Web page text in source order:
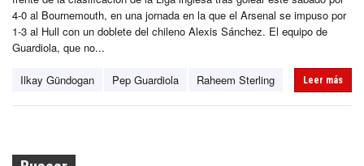
4-0 al Bournemouth, en una jornada en la que el Arsenal se impuso por
1-3 al Hull con un doblete del chileno Alexis Sánchez. El equipo de
Guardiola, que no...
Ilkay Gündogan Pep Guardiola Raheem Sterling Leer más